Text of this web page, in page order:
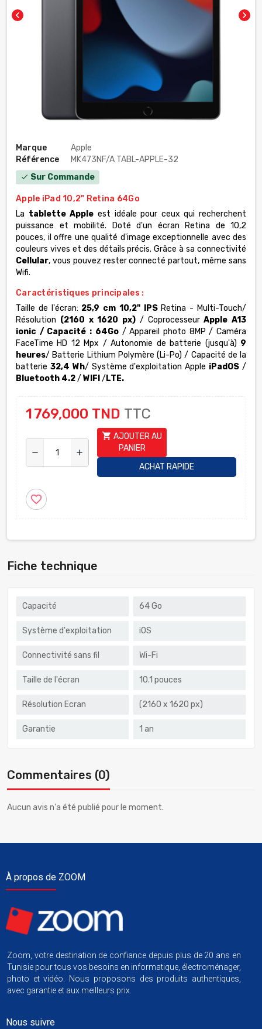
chevron_left chevron_right
Marque
Apple
Référence
MK473NF/A TABL-APPLE-32
check Sur Commande
Apple iPad 10,2" Retina 64Go
La tablette Apple est idéale pour ceux qui recherchent
puissance et mobilité. Doté d'un écran Retina de 10,2
pouces, il offre une qualité d'image exceptionnelle avec des
couleurs vives et des détails précis. Grâce à sa connectivité
Cellular, vous pouvez rester connecté partout, même sans
Wifi.
Caractéristiques principales :
Taille de l'écran: 25,9 cm 10,2" IPSRetina - Multi-Touch/
Résolution (2160 x 1620 px) / CoprocesseurApple A13
ionic / Capacité : 64Go/ Appareil photo 8MP / Caméra
FaceTime HD 12 Mpx / Autonomie de batterie (jusqu'à) 9
heures/ Batterie Lithium Polymère (Li-Po) / Capacité de la
batterie 32,4 Wh/ Système d'exploitationApple iPadOS /
Bluetooth 4.2/ WIFI / LTE.
1 769,000 TND TTC
remove add
shopping_cart AJOUTER AU
PANIER
ACHAT RAPIDE
favorite_border
Fiche technique
Capacité 64 Go
Système d'exploitation iOS
Connectivité sans fil Wi-Fi
Taille de l'écran 10.1 pouces
Résolution Ecran (2160 x 1620 px)
Garantie 1 an
Commentaires (0)
Aucun avis n'a été publié pour le moment.
À propos de ZOOM
Zoom, votre destination de confiance depuis plus de 20 ans en
Tunisie pour tous vos besoins en informatique, électroménager,
photo et vidéo. Nous proposons des produits authentiques,
avec garantie et aux meilleurs prix.
Nous suivre